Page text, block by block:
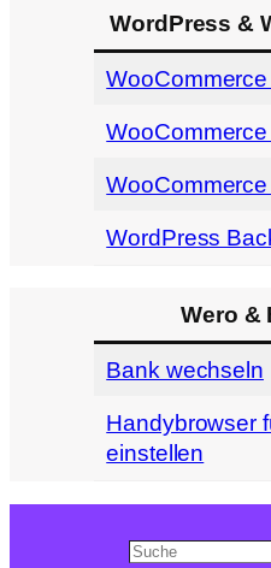
WordPress &
WordPress
Wero &
Bank wechseln
Handybrowser
einstellen
Search